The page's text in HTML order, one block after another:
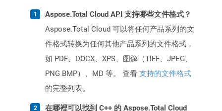
Aspose.Total Cloud API 支持哪些文件格式？
Aspose.Total Cloud 可以将任何产品系列的文
件格式转换为任何其他产品系列的文件格式，
如 PDF、DOCX、XPS、图像（TIFF、JPEG、
PNG BMP）、MD 等。 查看 支持的文件格式
的完整列表。
在哪裡可以找到 C++ 的 Aspose.Total Cloud